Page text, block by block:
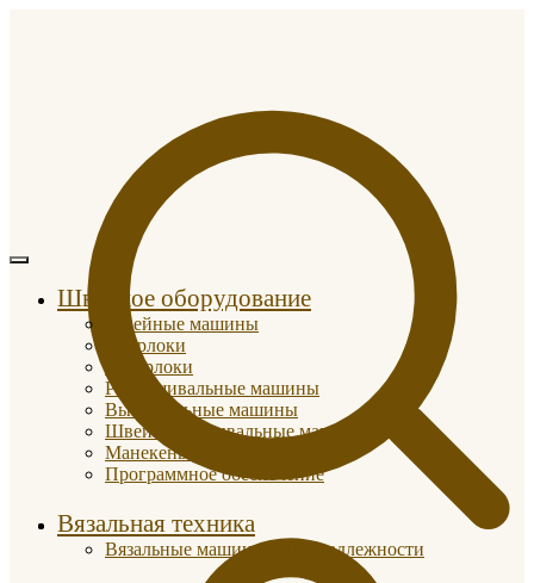
Швейное оборудование
Швейные машины
Оверлоки
Коверлоки
Распошивальные машины
Вышивальные машины
Швейно-вышивальные машины
Манекены портновские
Программное обеспечение
Вязальная техника
Вязальные машины и принадлежности